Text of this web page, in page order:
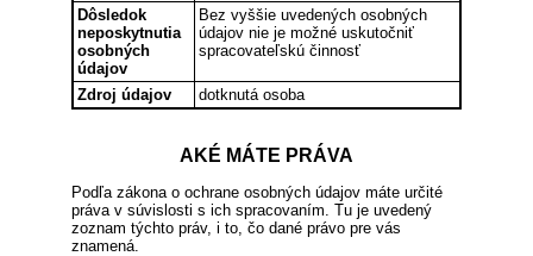
Dôsledok
neposkytnutia
osobných
údajov
Bez vyššie uvedených osobných
údajov nie je možné uskutočniť
spracovateľskú činnosť
Zdroj údajov dotknutá osoba
AKÉ MÁTE PRÁVA
Podľa zákona o ochrane osobných údajov máte určité
práva v súvislosti s ich spracovaním. Tu je uvedený
zoznam týchto práv, i to, čo dané právo pre vás
znamená.